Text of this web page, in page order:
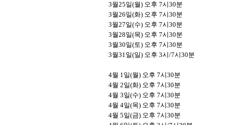
3월25일(월) 오후 7시30분
3월26일(화) 오후 7시30분
3월27일(수) 오후 7시30분
3월28일(목) 오후 7시30분
3월30일(토) 오후 7시30분
3월31일(일) 오후 3시/7시30분
4월 1일(월) 오후 7시30분
4월 2일(화) 오후 7시30분
4월 3일(수) 오후 7시30분
4월 4일(목) 오후 7시30분
4월 5일(금) 오후 7시30분